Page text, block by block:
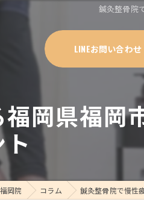
鍼灸整骨院
LINEお問い合わせ
岡県福岡
岡院 コラム 鍼灸整骨院で慢性